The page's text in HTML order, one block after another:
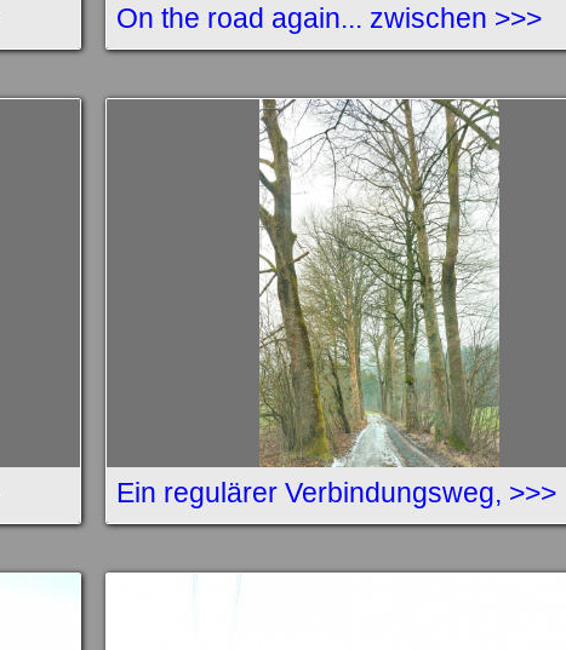
On the road again... zwischen >>>
Ein regulärer Verbindungsweg, >>>